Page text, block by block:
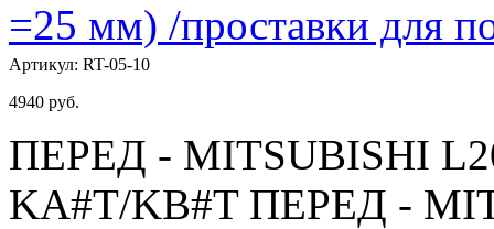
=25 мм) /проставки для
Артикул: RT-05-10
4940 руб.
ПЕРЕД - MITSUBISHI
KA#T/KB#T ПЕРЕД -